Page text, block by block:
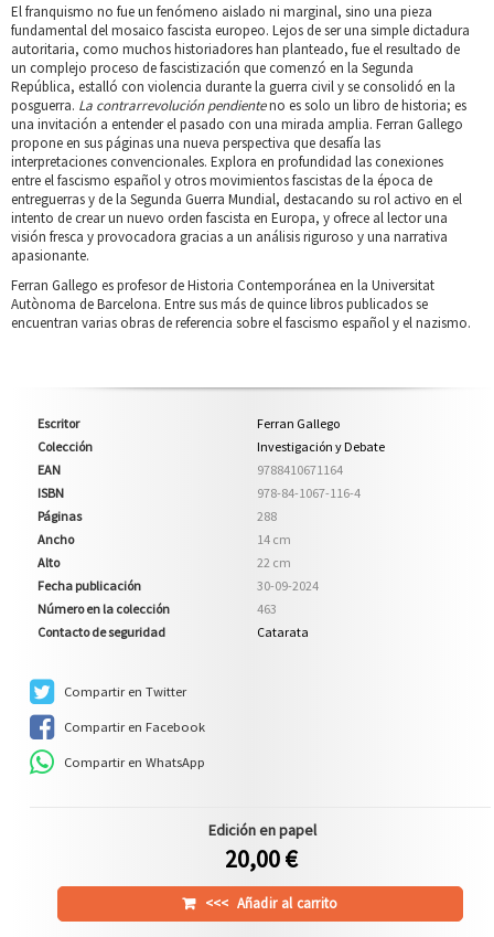
El franquismo no fue un fenómeno aislado ni marginal, sino una pieza
fundamental del mosaico fascista europeo. Lejos de ser una simple dictadura
autoritaria, como muchos historiadores han planteado, fue el resultado de
un complejo proceso de fascistización que comenzó en la Segunda
República, estalló con violencia durante la guerra civil y se consolidó en la
posguerra. La contrarrevolución pendienteno es solo un libro de historia; es
una invitación a entender el pasado con una mirada amplia. Ferran Gallego
propone en sus páginas una nueva perspectiva que desafía las
interpretaciones convencionales. Explora en profundidad las conexiones
entre el fascismo español y otros movimientos fascistas de la época de
entreguerras y de la Segunda Guerra Mundial, destacando su rol activo en el
intento de crear un nuevo orden fascista en Europa, y ofrece al lector una
visión fresca y provocadora gracias a un análisis riguroso y una narrativa
apasionante.
Ferran Gallego es profesor de Historia Contemporánea en la Universitat
Autònoma de Barcelona. Entre sus más de quince libros publicados se
encuentran varias obras de referencia sobre el fascismo español y el nazismo.
Escritor
Ferran Gallego
Colección
Investigación y Debate
EAN
9788410671164
ISBN
978-84-1067-116-4
Páginas
288
Ancho
14 cm
Alto
22 cm
Fecha publicación
30-09-2024
Número en la colección
463
Contacto de seguridad
Catarata
Compartir en Twitter
Compartir en Facebook
Compartir en WhatsApp
Edición en papel
20,00 €
<<< Añadir al carrito